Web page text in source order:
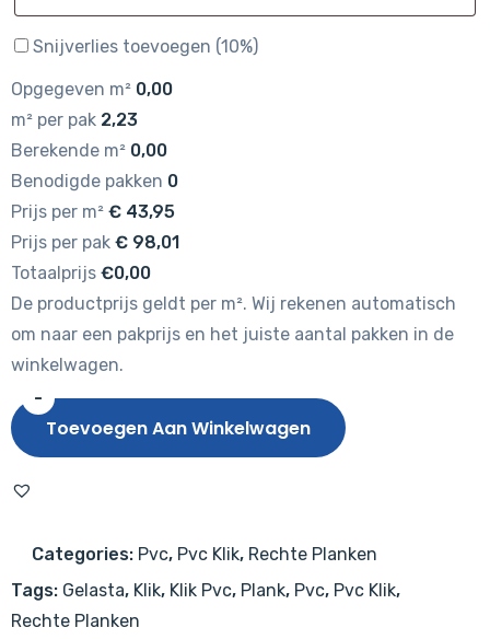
Snijverlies toevoegen (10%)
Opgegeven m² 0,00
m² per pak 2,23
Berekende m² 0,00
Benodigde pakken 0
Prijs per m² € 43,95
Prijs per pak € 98,01
Totaalprijs €0,00
De productprijs geldt per m². Wij rekenen automatisch
om naar een pakprijs en het juiste aantal pakken in de
winkelwagen.
-
Gelasta
Nevada
(rigid
Natural
aantal
Toevoegen Aan Winkelwagen
Categories: Pvc, Pvc Klik, Rechte Planken
Tags: Gelasta, Klik, Klik Pvc, Plank, Pvc, Pvc Klik,
Rechte Planken